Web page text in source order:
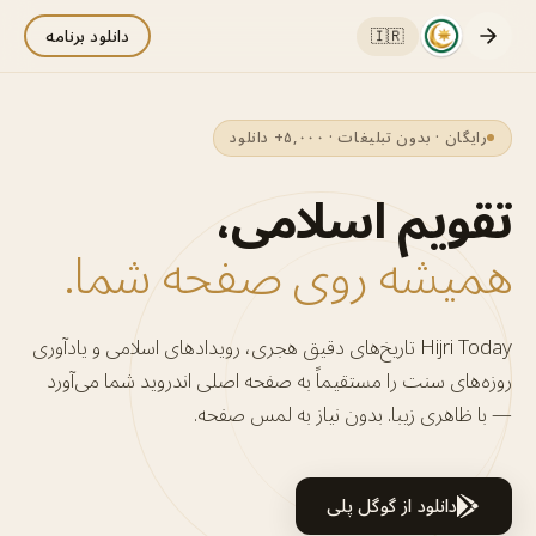
🇮🇷 دانلود برنامه
رایگان · بدون تبلیغات · ۵,۰۰۰+ دانلود
تقویم اسلامی،
همیشه روی صفحه شما.
Hijri Today تاریخ‌های دقیق هجری، رویدادهای اسلامی و یادآوری
روزه‌های سنت را مستقیماً به صفحه اصلی اندروید شما می‌آورد
— با ظاهری زیبا. بدون نیاز به لمس صفحه.
دانلود از گوگل پلی